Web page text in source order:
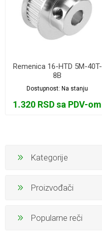
Remenica 16-HTD 5M-40T-
8B
Dostupnost: Na stanju
1.320 RSD sa PDV-om
Kategorije
Proizvođači
Popularne reči